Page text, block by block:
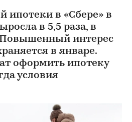
ипотеки в «Сбере» в
в 5,5 раза, в
интерес
в январе.
оформить ипотеку
условия